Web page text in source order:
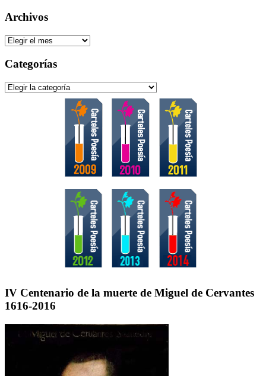
Archivos
Archivos
Categorías
Categorías
IV Centenario de la muerte de Miguel de Cervantes
1616-2016